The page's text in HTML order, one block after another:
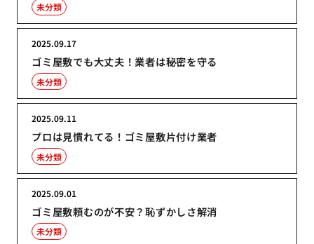
未分類
ゴミ屋敷でも大丈夫！業者は秘密を守る
2025.09.17
未分類
プロは見慣れてる！ゴミ屋敷片付け業者
2025.09.11
未分類
ゴミ屋敷頼むのが不安？恥ずかしさ解消
2025.09.01
未分類